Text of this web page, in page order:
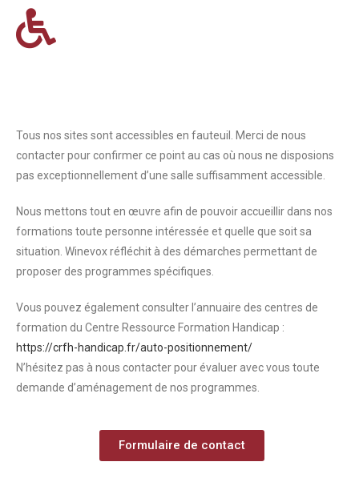
Tous nos sites sont accessibles en fauteuil. Merci de nous
contacter pour confirmer ce point au cas où nous ne disposions
pas exceptionnellement d’une salle suffisamment accessible.
Nous mettons tout en œuvre afin de pouvoir accueillir dans nos
formations toute personne intéressée et quelle que soit sa
situation. Winevox réfléchit à des démarches permettant de
proposer des programmes spécifiques.
Vous pouvez également consulter l’annuaire des centres de
formation du Centre Ressource Formation Handicap :
https://crfh-handicap.fr/auto-positionnement/
N’hésitez pas à nous contacter pour évaluer avec vous toute
demande d’aménagement de nos programmes.
Formulaire de contact